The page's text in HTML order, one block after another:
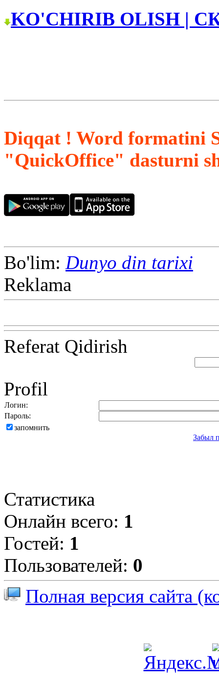
KO'CHIRIB OLISH |
Diqqat ! Word formatini
"QuickOffice" dasturni
Bo'lim: Dunyo din tarixi
Reklama
Referat Qidirish
Profil
Логин:
Пароль:
запомнить
Забыл
Статистика
Онлайн всего: 1
Гостей: 1
Пользователей: 0
Полная версия сайта